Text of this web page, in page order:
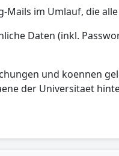
Mails im Umlauf, die
Daten (inkl.
und koennen
der Universitaet